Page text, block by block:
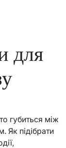
для
губиться між
Як підібрати